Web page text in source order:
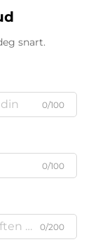
snart.
0/100
0/100
0/200